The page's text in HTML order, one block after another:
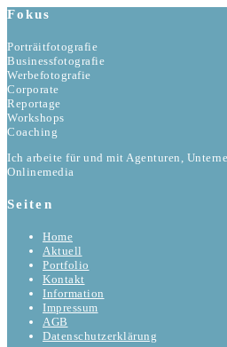
Fokus
Porträitfotografie
Businessfotografie
Werbefotografie
Corporate
Reportage
Workshops
Coaching
Ich arbeite für und mit Agenturen,
Onlinemedia
Seiten
Home
Aktuell
Portfolio
Kontakt
Information
Impressum
AGB
Datenschutzerklärung